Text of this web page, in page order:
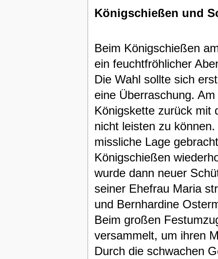
Königschießen und
Beim Königschießen
ein feuchtfröhlicher
Die Wahl sollte sich
eine Überraschung.
Königskette zurück mit
nicht leisten zu
missliche Lage
Königschießen
wurde dann neuer
seiner Ehefrau Maria
und Bernhardine
Beim großen
versammelt, um ihren
Durch die schwachen